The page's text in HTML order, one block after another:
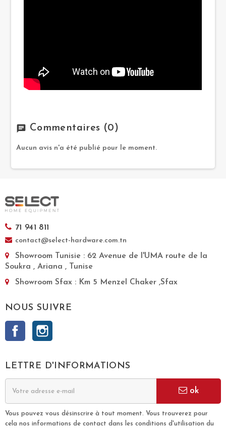
chat Commentaires (0)
Aucun avis n'a été publié pour le moment.
71 941 811
contact@select-hardware.com.tn
Showroom Tunisie : 62 Avenue de l'UMA route de la
Soukra , Ariana , Tunise
Showroom Sfax : Km 5 Menzel Chaker ,Sfax
NOUS SUIVRE
Facebook
LETTRE D'INFORMATIONS
ok
Vous pouvez vous désinscrire à tout moment. Vous trouverez pour
cela nos informations de contact dans les conditions d'utilisation du